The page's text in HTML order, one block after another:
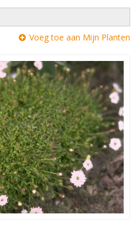
Voeg toe aan Mijn Planten